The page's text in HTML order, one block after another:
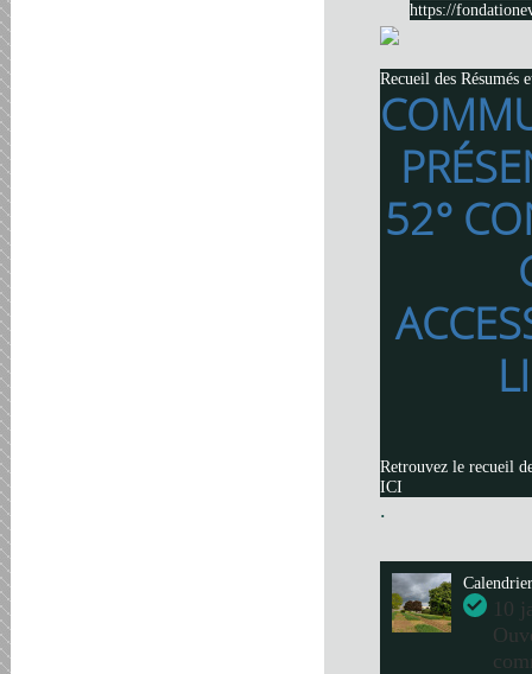
https://
Recueil des Résumés
52°
Retrouvez le recueil
ICI
.
Calendrier
10